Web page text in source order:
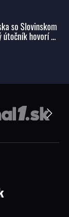
so Slovinskom
útočník hovorí o